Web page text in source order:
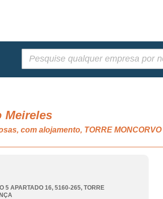
Meireles
com alojamento, TORRE MONCORVO
5 APARTADO 16, 5160-265, TORRE